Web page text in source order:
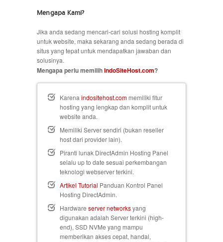
Mengapa Kami?
Jika anda sedang mencari-cari solusi hosting komplit
untuk website, maka sekarang anda sedang berada di
situs yang tepat untuk mendapatkan jawaban dan
solusinya.
Mengapa perlu memilihIndoSiteHost.com?
Karena indositehost.commemiliki fitur
hosting yang lengkap dan komplit untuk
website anda.
Memiliki Server sendiri (bukan reseller
host dari provider lain).
Piranti lunak DirectAdmin Hosting Panel
selalu up to date sesuai perkembangan
teknologi webserver terkini.
Artikel Tutorial Panduan Kontrol Panel
Hosting DirectAdmin.
Hardware server networksyang
digunakan adalah Server terkini (high-
end), SSD NVMe yang mampu
memberikan akses cepat, handal,